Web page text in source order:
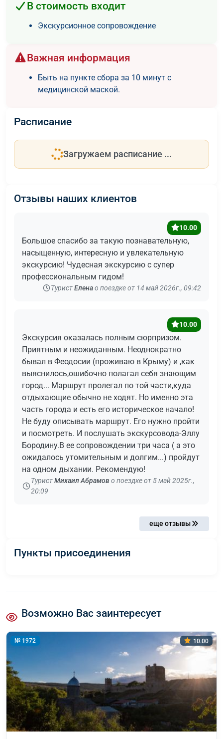
В стоимость входит
Экскурсионное сопровождение
Важная информация
Быть на пункте сбора за 10 минут с
медицинской маской.
Расписание
Загружаем расписание ...
Отзывы наших клиентов
10.00
Большое спасибо за такую познавательную,
насыщенную, интересную и увлекательную
экскурсию! Чудесная экскурсию с супер
профессиональным гидом!
ТуристЕленао поездке от 14 май 2026г., 09:42
10.00
Экскурсия оказалась полным сюрпризом.
Приятным и неожиданным. Неоднократно
бывал в Феодосии (проживаю в Крыму) и ,как
выяснилось,ошибочно полагал себя знающим
город... Маршрут пролегал по той части,куда
отдыхающие обычно не ходят. Но именно эта
часть города и есть его историческое начало!
Не буду описывать маршрут. Его нужно пройти
и посмотреть. И послушать экскурсовода-Эллу
Бородину.В ее сопровождении три часа ( а это
ожидалось утомительным и долгим...) пройдут
на одном дыхании. Рекомендую!
ТуристМихаил Абрамов о поездке от 5 май 2025г.,
20:09
еще отзывы
Пункты присоединения
Возможно Вас заинтересует
№ 1972 10.00